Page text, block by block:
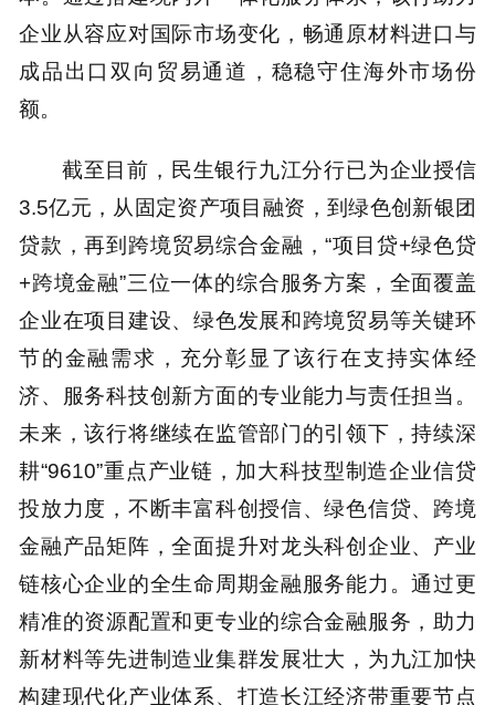
企业从容应对国际市场变化，畅通原材料进口与
成品出口双向贸易通道，稳稳守住海外市场份
额。
截至目前，民生银行九江分行已为企业授信
3.5亿元，从固定资产项目融资，到绿色创新银团
贷款，再到跨境贸易综合金融，“项目贷+绿色贷
+跨境金融”三位一体的综合服务方案，全面覆盖
企业在项目建设、绿色发展和跨境贸易等关键环
节的金融需求，充分彰显了该行在支持实体经
济、服务科技创新方面的专业能力与责任担当。
未来，该行将继续在监管部门的引领下，持续深
耕“9610”重点产业链，加大科技型制造企业信贷
投放力度，不断丰富科创授信、绿色信贷、跨境
金融产品矩阵，全面提升对龙头科创企业、产业
链核心企业的全生命周期金融服务能力。通过更
精准的资源配置和更专业的综合金融服务，助力
新材料等先进制造业集群发展壮大，为九江加快
构建现代化产业体系、打造长江经济带重要节点